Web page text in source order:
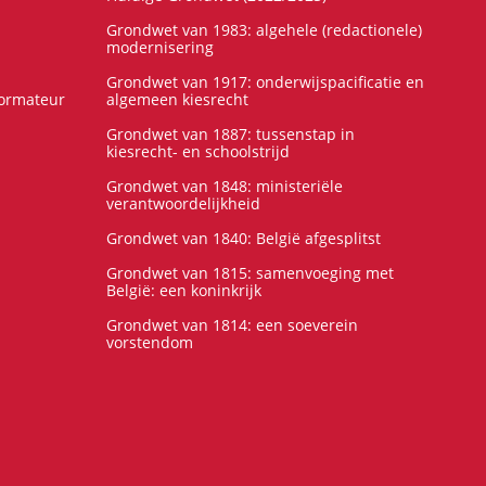
Grondwet van 1983: algehele (redactionele)
modernisering
Grondwet van 1917: onderwijspacificatie en
algemeen kiesrecht
Grondwet van 1887: tussenstap in
kiesrecht- en schoolstrijd
Grondwet van 1848: ministeriële
verantwoordelijkheid
Grondwet van 1840: België afgesplitst
Grondwet van 1815: samenvoeging met
België: een koninkrijk
Grondwet van 1814: een soeverein
vorstendom